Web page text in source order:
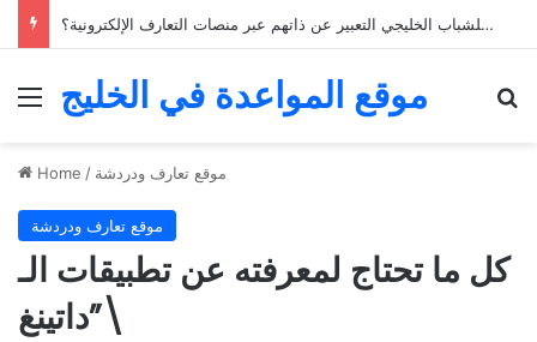
كيف يمكن للشباب الخليجي التعبير عن ذاتهم عبر منصات التعارف الإلكترونية؟
Menu
موقع المواعدة في الخليج
Home / موقع تعارف ودردشة
موقع تعارف ودردشة
كل ما تحتاج لمعرفته عن تطبيقات الـ
\”داتينغ